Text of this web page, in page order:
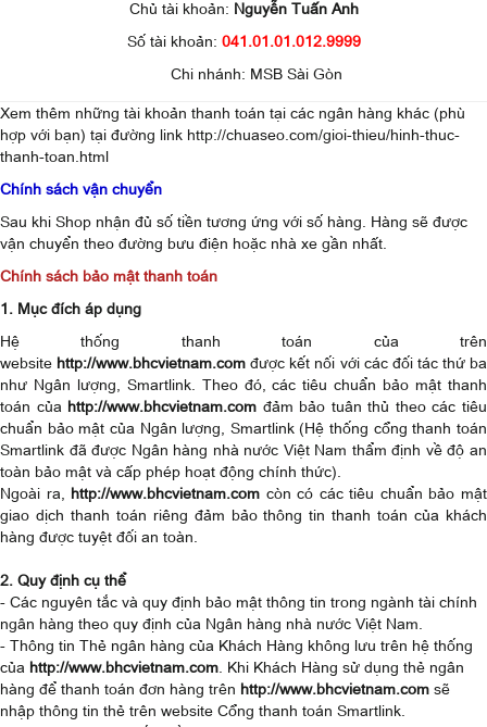
Chủ tài khoản: Nguyễn Tuấn Anh
Số tài khoản: 041.01.01.012.9999
Chi nhánh: MSB Sài Gòn
Xem thêm những tài khoản thanh toán tại các ngân hàng khác (phù
hợp với bạn) tại đường link http://chuaseo.com/gioi-thieu/hinh-thuc-
thanh-toan.html
Chính sách vận chuyển
Sau khi Shop nhận đủ số tiền tương ứng với số hàng. Hàng sẽ được
vận chuyển theo đường bưu điện hoặc nhà xe gần nhất.
Chính sách bảo mật thanh toán
1. Mục đích áp dụng
Hệ thống thanh toán của trên
website http://www.bhcvietnam.com được kết nối với các đối tác thứ ba
như Ngân lượng, Smartlink. Theo đó, các tiêu chuẩn bảo mật thanh
toán của http://www.bhcvietnam.com đảm bảo tuân thủ theo các tiêu
chuẩn bảo mật của Ngân lượng, Smartlink (Hệ thống cổng thanh toán
Smartlink đã được Ngân hàng nhà nước Việt Nam thẩm định về độ an
toàn bảo mật và cấp phép hoạt động chính thức).
Ngoài ra, http://www.bhcvietnam.com còn có các tiêu chuẩn bảo mật
giao dịch thanh toán riêng đảm bảo thông tin thanh toán của khách
hàng được tuyệt đối an toàn.
2. Quy định cụ thể
- Các nguyên tắc và quy định bảo mật thông tin trong ngành tài chính
ngân hàng theo quy định của Ngân hàng nhà nước Việt Nam.
- Thông tin Thẻ ngân hàng của Khách Hàng không lưu trên hệ thống
của http://www.bhcvietnam.com. Khi Khách Hàng sử dụng thẻ ngân
hàng để thanh toán đơn hàng trên http://www.bhcvietnam.com sẽ
nhập thông tin thẻ trên website Cổng thanh toán Smartlink.